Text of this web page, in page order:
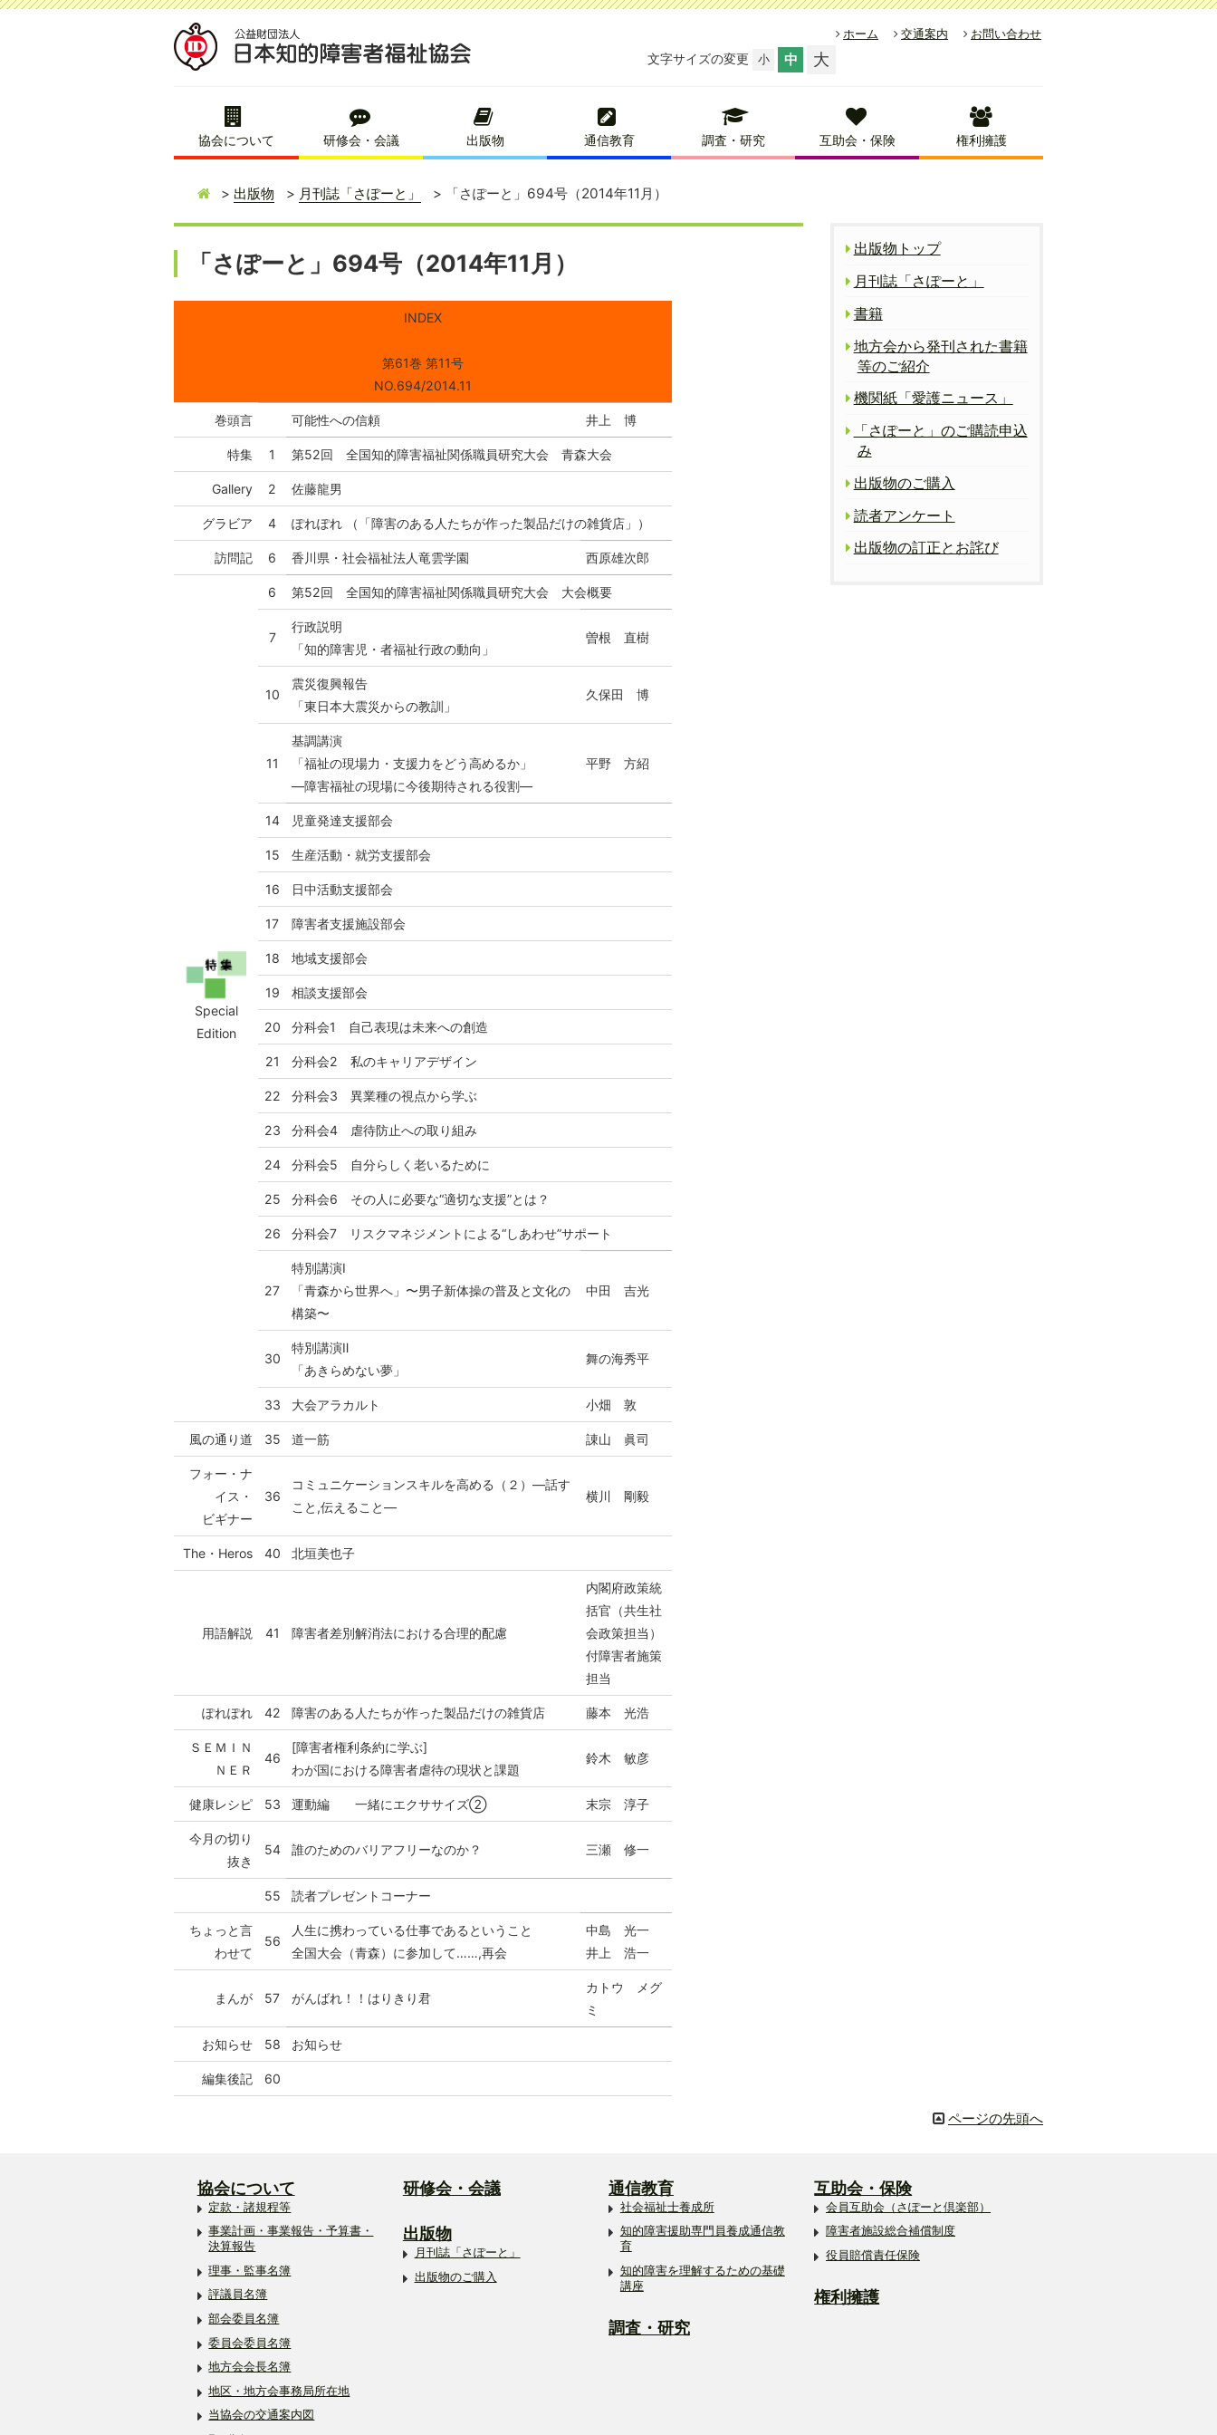
ホーム 交通案内 お問い合わせ
文字サイズの変更 小 中 大
協会について 研修会・会議 出版物 通信教育 調査・研究 互助会・保険 権利擁護
出版物 月刊誌「さぽーと」 「さぽーと」694号（2014年11月）
「さぽーと」694号（2014年11月）
INDEX
第61巻 第11号
NO.694/2014.11
巻頭言 可能性への信頼 井上 博
特集 1 第52回 全国知的障害福祉関係職員研究大会 青森大会
Gallery 2 佐藤龍男
グラビア 4 ぽれぽれ （「障害のある人たちが作った製品だけの雑貨店」）
訪問記 6 香川県・社会福祉法人竜雲学園 西原雄次郎
Special
Edition
6 第52回 全国知的障害福祉関係職員研究大会 大会概要
7
行政説明
「知的障害児・者福祉行政の動向」
曽根 直樹
10
震災復興報告
「東日本大震災からの教訓」
久保田 博
11
基調講演
「福祉の現場力・支援力をどう高めるか」
―障害福祉の現場に今後期待される役割―
平野 方紹
14 児童発達支援部会
15 生産活動・就労支援部会
16 日中活動支援部会
17 障害者支援施設部会
18 地域支援部会
19 相談支援部会
20 分科会1 自己表現は未来への創造
21 分科会2 私のキャリアデザイン
22 分科会3 異業種の視点から学ぶ
23 分科会4 虐待防止への取り組み
24 分科会5 自分らしく老いるために
25 分科会6 その人に必要な“適切な支援”とは？
26 分科会7 リスクマネジメントによる“しあわせ”サポート
27
特別講演Ⅰ
「青森から世界へ」〜男子新体操の普及と文化の
構築〜
中田 吉光
30
特別講演Ⅱ
「あきらめない夢」
舞の海秀平
33 大会アラカルト 小畑 敦
風の通り道 35 道一筋 諌山 眞司
フォー・ナ
イス・
ビギナー
36
コミュニケーションスキルを高める（２）―話す
こと,伝えること―
横川 剛毅
The・Heros 40 北垣美也子
用語解説 41 障害者差別解消法における合理的配慮
内閣府政策統
括官（共生社
会政策担当）
付障害者施策
担当
ぽれぽれ 42 障害のある人たちが作った製品だけの雑貨店 藤本 光浩
ＳＥＭＩＮ
ＮＥＲ
46
[障害者権利条約に学ぶ]
わが国における障害者虐待の現状と課題
鈴木 敏彦
健康レシピ 53 運動編 一緒にエクササイズ② 末宗 淳子
今月の切り
抜き
54 誰のためのバリアフリーなのか？ 三瀬 修一
55 読者プレゼントコーナー
ちょっと言
わせて
56
人生に携わっている仕事であるということ
全国大会（青森）に参加して……,再会
中島 光一
井上 浩一
まんが 57 がんばれ！！はりきり君
カトウ メグ
ミ
お知らせ 58 お知らせ
編集後記 60
出版物トップ
月刊誌「さぽーと」
書籍
地方会から発刊された書籍
等のご紹介
機関紙「愛護ニュース」
「さぽーと」のご購読申込
み
出版物のご購入
読者アンケート
出版物の訂正とお詫び
ページの先頭へ
協会について
定款・諸規程等
事業計画・事業報告・予算書・
決算報告
理事・監事名簿
評議員名簿
部会委員名簿
委員会委員名簿
地方会会長名簿
地区・地方会事務局所在地
当協会の交通案内図
研修会・会議
出版物
月刊誌「さぽーと」
出版物のご購入
通信教育
社会福祉士養成所
知的障害援助専門員養成通信教
育
知的障害を理解するための基礎
講座
調査・研究
互助会・保険
会員互助会（さぽーと倶楽部）
障害者施設総合補償制度
役員賠償責任保険
権利擁護